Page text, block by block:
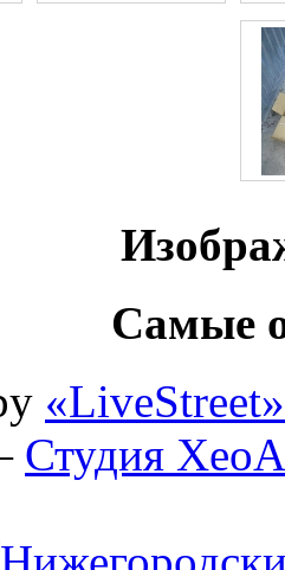
Самые
«LiveStreet»
Студия